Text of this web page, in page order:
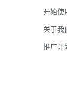
开始使
关于我
推广计